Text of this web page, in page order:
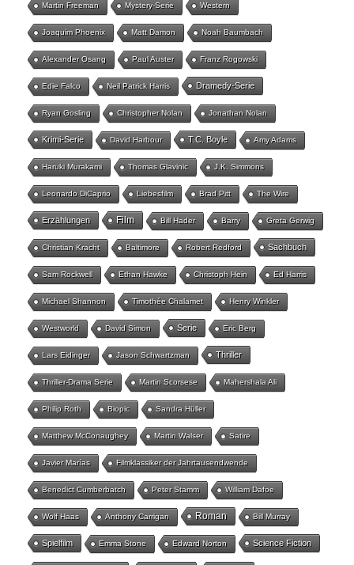
Martin Freeman Mystery-Serie Western
Joaquim Phoenix Matt Damon Noah Baumbach
Alexander Osang Paul Auster Franz Rogowski
Edie Falco Neil Patrick Harris Dramedy-Serie
Ryan Gosling Christopher Nolan Jonathan Nolan
Krimi-Serie David Harbour T.C. Boyle Amy Adams
Haruki Murakami Thomas Glavinic J.K. Simmons
Leonardo DiCaprio Liebesfilm Brad Pitt The Wire
Erzählungen Film Bill Hader Barry Greta Gerwig
Christian Kracht Baltimore Robert Redford Sachbuch
Sam Rockwell Ethan Hawke Christoph Hein Ed Harris
Michael Shannon Timothée Chalamet Henry Winkler
Westworld David Simon Serie Eric Berg
Lars Eidinger Jason Schwartzman Thriller
Thriller-Drama Serie Martin Scorsese Mahershala Ali
Philip Roth Biopic Sandra Hüller
Matthew McConaughey Martin Walser Satire
Javier Marías Filmklassiker der Jahrtausendwende
Benedict Cumberbatch Peter Stamm William Dafoe
Wolf Haas Anthony Carrigan Roman Bill Murray
Spielfilm Emma Stone Edward Norton Science Fiction